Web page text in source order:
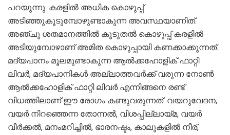
പറയുന്നു. കരളിൽ അധിക കൊഴുപ്പ്
അടിഞ്ഞുകൂടുമ്പോഴുണ്ടാകുന്ന അവസ്ഥയാണിത്.
അഞ്ചു ശതമാനത്തിൽ കൂടുതൽ കൊഴുപ്പ് കരളിൽ
അടിയുമ്പോഴാണ് അമിത കൊഴുപ്പായി കണക്കാക്കുന്നത്.
മദ്യപാനം മൂലമുണ്ടാകുന്ന ആൽക്കഹോളിക് ഫാറ്റി
ലിവർ, മദ്യപാനികൾ അല്ലാത്തവർക്ക് വരുന്ന നോൺ
ആൽക്കഹോളിക് ഫാറ്റി ലിവർ എന്നിങ്ങനെ രണ്ട്
വിധത്തിലാണ് ഈ രോ​ഗം കണ്ടുവരുന്നത്. വയറുവേദന,
‌വയർ നിറഞ്ഞെന്ന തോന്നൽ, വിശപ്പില്ലായ്മ, വയർ
വീർക്കൽ, മനംമറിച്ചിൽ, ഭാരനഷ്ടം, കാലുകളിൽ നീര്,